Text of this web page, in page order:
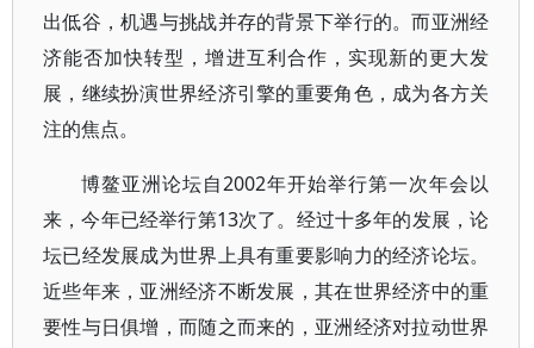
出低谷，机遇与挑战并存的背景下举行的。而亚洲经
济能否加快转型，增进互利合作，实现新的更大发
展，继续扮演世界经济引擎的重要角色，成为各方关
注的焦点。
博鳌亚洲论坛自2002年开始举行第一次年会以
来，今年已经举行第13次了。经过十多年的发展，论
坛已经发展成为世界上具有重要影响力的经济论坛。
近些年来，亚洲经济不断发展，其在世界经济中的重
要性与日俱增，而随之而来的，亚洲经济对拉动世界